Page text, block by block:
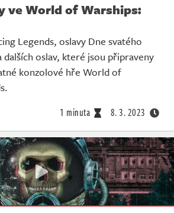
ve World of Warships:
Legends, oslavy Dne svatého
dalších oslav, které jsou připraveny
konzolové hře World of
1 minuta 8. 3. 2023